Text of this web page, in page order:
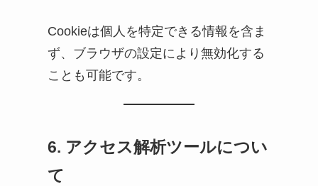
Cookieは個人を特定できる情報を含ま
ず、ブラウザの設定により無効化する
ことも可能です。
6. アクセス解析ツールについ
て